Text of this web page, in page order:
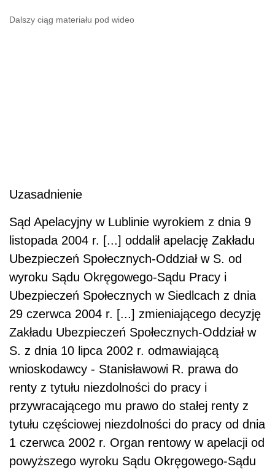
Dalszy ciąg materiału pod wideo
Uzasadnienie
Sąd Apelacyjny w Lublinie wyrokiem z dnia 9
listopada 2004 r. [...] oddalił apelację Zakładu
Ubezpieczeń Społecznych-Oddział w S. od
wyroku Sądu Okręgowego-Sądu Pracy i
Ubezpieczeń Społecznych w Siedlcach z dnia
29 czerwca 2004 r. [...] zmieniającego decyzję
Zakładu Ubezpieczeń Społecznych-Oddział w
S. z dnia 10 lipca 2002 r. odmawiającą
wnioskodawcy - Stanisławowi R. prawa do
renty z tytułu niezdolności do pracy i
przywracającego mu prawo do stałej renty z
tytułu częściowej niezdolności do pracy od dnia
1 czerwca 2002 r. Organ rentowy w apelacji od
powyższego wyroku Sądu Okręgowego-Sądu